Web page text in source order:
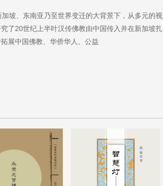
坡、东南亚乃至世界变迁的大背景下，从多元的视
了20世纪上半叶汉传佛教由中国传入并在新加坡扎
展中国佛教、华侨华人、公益